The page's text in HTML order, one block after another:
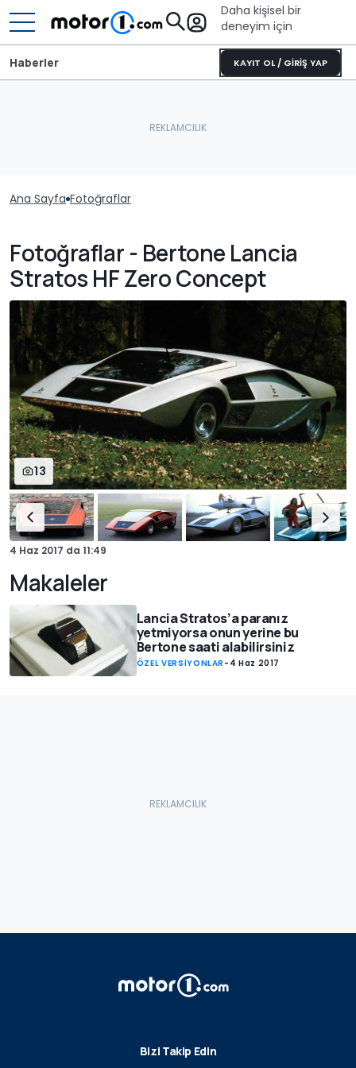
Daha kişisel bir
deneyim için
KAYIT OL / GİRİŞ YAP
Haberler
Ana Sayfa Fotoğraflar
Fotoğraflar - Bertone Lancia
Stratos HF Zero Concept
13
4 Haz 2017 da 11:49
Makaleler
Lancia Stratos’a paranız
yetmiyorsa onun yerine bu
Bertone saati alabilirsiniz
ÖZEL VERSİYONLAR - 4 Haz 2017
Bizi Takip Edin